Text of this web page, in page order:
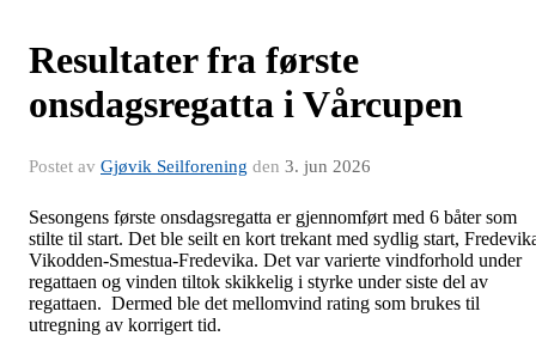
Resultater fra første
onsdagsregatta i Vårcupen
Postet av Gjøvik Seilforening den 3. jun 2026
Sesongens første onsdagsregatta er gjennomført med 6 båter som
stilte til start. Det ble seilt en kort trekant med sydlig start,
Vikodden-Smestua-Fredevika. Det var varierte vindforhold under
regattaen og vinden tiltok skikkelig i styrke under siste del av
regattaen. Dermed ble det mellomvind rating som brukes til
utregning av korrigert tid.